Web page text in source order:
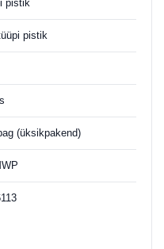
pistik
pistik
(üksikpakend)